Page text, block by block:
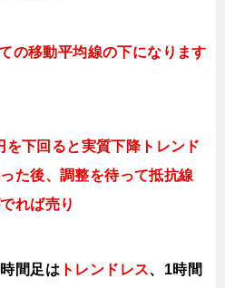
の移動平均線の下になります
下回ると実質下降トレンド
た後、調整を待って抵抗線
れば売り
間足は トレンドレス、1時間